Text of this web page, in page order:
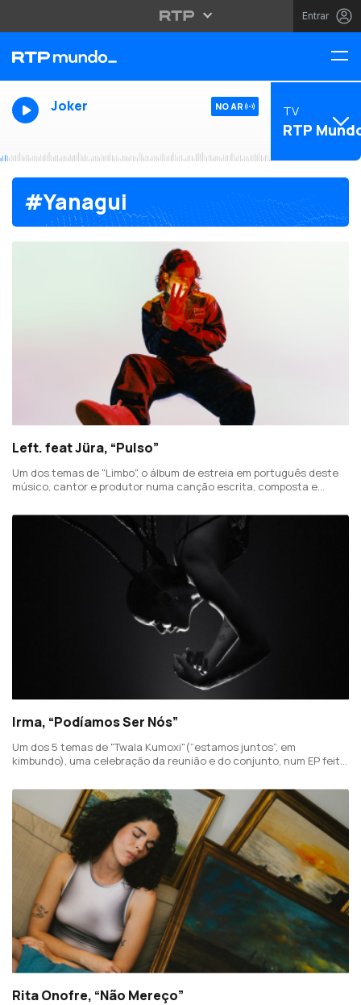
Entrar
Joker NO AR TV
RTP
#Yanagui
Left. feat Jüra, “Pulso”
Um dos temas de "Limbo", o álbum de estreia em português deste
músico, cantor e produtor numa canção escrita, composta e
que não é a decisão certa".
Irma, “Podíamos Ser Nós”
Um dos 5 temas de "Twala Kumoxi"(“estamos juntos”, em
kimbundo), uma celebração da reunião e do conjunto, num EP feito
Rita Onofre, “Não Mereço”